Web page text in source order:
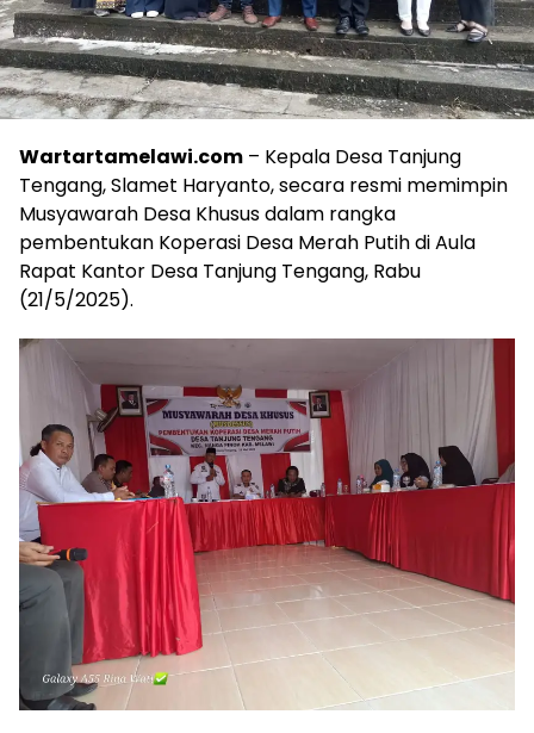
Wartartamelawi.com – Kepala Desa Tanjung
Tengang, Slamet Haryanto, secara resmi memimpin
Musyawarah Desa Khusus dalam rangka
pembentukan Koperasi Desa Merah Putih di Aula
Rapat Kantor Desa Tanjung Tengang, Rabu
(21/5/2025).